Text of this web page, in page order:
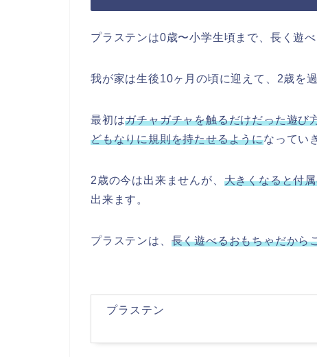
プラステンは0歳〜小学生頃まで、長く遊べ
我が家は生後10ヶ月の頃に迎えて、2歳を
最初はガチャガチャを触るだけだった遊び
どもなりに規則を持たせるようになってい
2歳の今は出来ませんが、 大きくなると付
出来ます。
プラステンは、 長く遊べるおもちゃだから
プラステン